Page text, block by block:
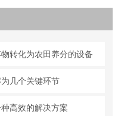
转化为农田养分的设备
几个关键环节
高效的解决方案